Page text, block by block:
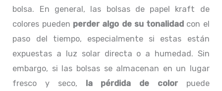
bolsa. En general, las bolsas de papel kraft de
colores pueden perder algo de su tonalidad con el
paso del tiempo, especialmente si estas están
expuestas a luz solar directa o a humedad. Sin
embargo, si las bolsas se almacenan en un lugar
fresco y seco, la pérdida de colorpuede